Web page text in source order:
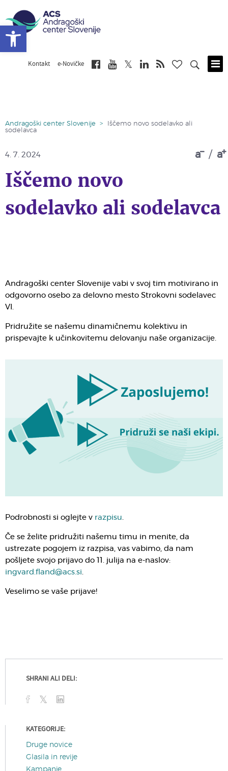
Kontakt e-Novičke
Andragoški center Slovenije >
Iščemo novo sodelavko ali
sodelavca
a / a
4. 7. 2024
Iščemo novo
sodelavko ali sodelavca
Andragoški center Slovenije vabi v svoj tim motivirano in
odgovorno osebo za delovno mesto Strokovni sodelavec
VI.
Pridružite se našemu dinamičnemu kolektivu in
prispevajte k učinkovitemu delovanju naše organizacije.
Podrobnosti si oglejte v razpisu
Če se želite pridružiti našemu timu in menite, da
ustrezate pogojem iz razpisa, vas vabimo, da nam
pošljete svojo prijavo do 11. julija na e-naslov:
ingvard.fland@acs.si
Veselimo se vaše prijave!
SHRANI ALI DELI:
KATEGORIJE:
Druge novice
Glasila in revije
Kampanje
Open toolbar